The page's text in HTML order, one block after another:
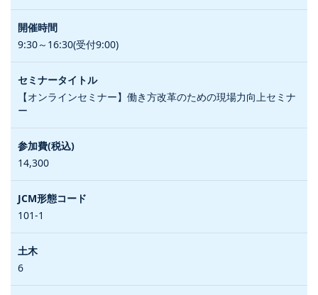
9:30～16:30(受付9:00)
【オンラインセミナー】働き方改革のための現場力向上セミナ
ー
14,300
101-1
6